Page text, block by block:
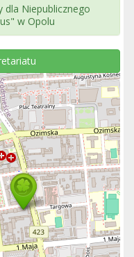
dla Niepublicznego
w Opolu